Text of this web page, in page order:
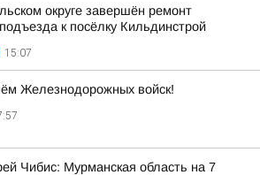
округе завершён ремонт
к посёлку Кильдинстрой
15:07
Железнодорожных войск!
Чибис: Мурманская область на 7